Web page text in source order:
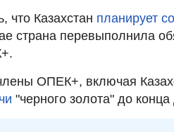
что Казахстан планирует
страна перевыполнила
ОПЕК+, включая
"черного золота" до конца